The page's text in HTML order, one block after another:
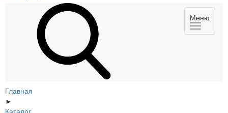
Меню
Главная
►
Каталог